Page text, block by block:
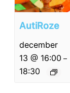
AutiRoze
december
13 @ 16:00 –
18:30